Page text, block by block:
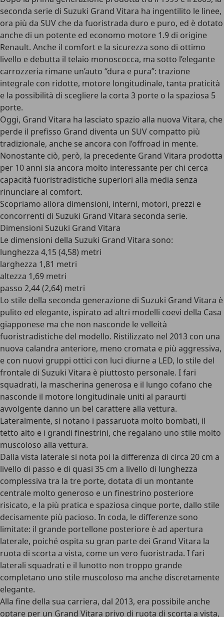
seconda serie di Suzuki Grand Vitara ha ingentilito le linee,
ora più da SUV che da fuoristrada duro e puro, ed è dotato
anche di un potente ed economo motore 1.9 di origine
Renault. Anche il comfort e la sicurezza sono di ottimo
livello e debutta il telaio monoscocca, ma sotto l’elegante
carrozzeria rimane un’auto “dura e pura”: trazione
integrale con ridotte, motore longitudinale, tanta praticità
e la possibilità di scegliere la corta 3 porte o la spaziosa 5
porte.
Oggi, Grand Vitara ha lasciato spazio alla nuova Vitara, che
perde il prefisso Grand diventa un SUV compatto più
tradizionale, anche se ancora con l’offroad in mente.
Nonostante ciò, però, la precedente Grand Vitara prodotta
per 10 anni sia ancora molto interessante per chi cerca
capacità fuoristradistiche superiori alla media senza
rinunciare al comfort.
Scopriamo allora dimensioni, interni, motori, prezzi e
concorrenti di Suzuki Grand Vitara seconda serie.
Dimensioni Suzuki Grand Vitara
Le dimensioni della Suzuki Grand Vitara sono:
lunghezza 4,15 (4,58) metri
larghezza 1,81 metri
altezza 1,69 metri
passo 2,44 (2,64) metri
Lo stile della seconda generazione di Suzuki Grand Vitara è
pulito ed elegante, ispirato ad altri modelli coevi della Casa
giapponese ma che non nasconde le velleità
fuoristradistiche del modello. Ristilizzato nel 2013 con una
nuova calandra anteriore, meno cromata e più aggressiva,
e con nuovi gruppi ottici con luci diurne a LED, lo stile del
frontale di Suzuki Vitara è piuttosto personale. I fari
squadrati, la mascherina generosa e il lungo cofano che
nasconde il motore longitudinale uniti al paraurti
avvolgente danno un bel carattere alla vettura.
Lateralmente, si notano i passaruota molto bombati, il
tetto alto e i grandi finestrini, che regalano uno stile molto
muscoloso alla vettura.
Dalla vista laterale si nota poi la differenza di circa 20 cm a
livello di passo e di quasi 35 cm a livello di lunghezza
complessiva tra la tre porte, dotata di un montante
centrale molto generoso e un finestrino posteriore
risicato, e la più pratica e spaziosa cinque porte, dallo stile
decisamente più pacioso. In coda, le differenze sono
limitate: il grande portellone posteriore è ad apertura
laterale, poiché ospita su gran parte dei Grand Vitara la
ruota di scorta a vista, come un vero fuoristrada. I fari
laterali squadrati e il lunotto non troppo grande
completano uno stile muscoloso ma anche discretamente
elegante.
Alla fine della sua carriera, dal 2013, era possibile anche
optare per un Grand Vitara privo di ruota di scorta a vista,